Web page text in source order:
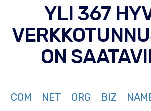
YLI 367
ON
COM NET ORG BIZ